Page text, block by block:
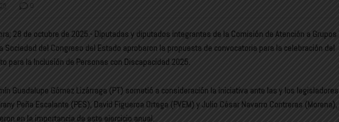
0
28 de octubre de 2025.- Diputadas y diputados integrantes de la Comisión de Atención a Grupos
Sociedad del Congreso del Estado aprobaron la propuesta de convocatoria para la celebración del
para la Inclusión de Personas con Discapacidad 2025.
Guadalupe Gómez Lizárraga (PT) sometió a consideración la iniciativa ante las y los legisladores
Peña Escalante (PES), David Figueroa Ortega (PVEM) y Julio César Navarro Contreras (Morena),
en la importancia de este ejercicio anual.